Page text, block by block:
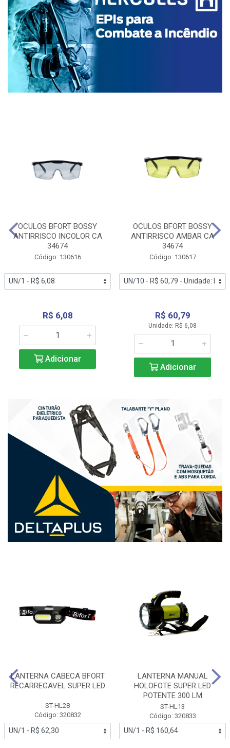
OCULOS BFORT BOSSY
ANTIRRISCO INCOLOR CA
34674
Código: 130616
R$ 6,08
Adicionar
OCULOS BFORT BOSSY
ANTIRRISCO AMBAR CA
34674
Código: 130617
R$ 60,79
Unidade: R$ 6,08
Adicionar
LANTERNA CABECA BFORT
RECARREGAVEL SUPER LED
ST-HL28
Código: 320832
LANTERNA MANUAL
HOLOFOTE SUPER LED
POTENTE 300 LM
ST-HL13
Código: 320833